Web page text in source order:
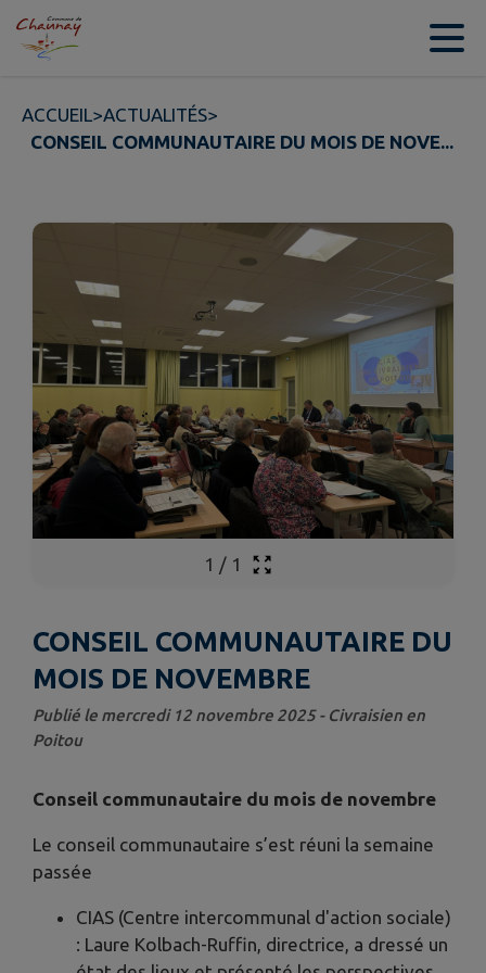
Contenu
ACCUEIL>ACTUALITÉS>
CONSEIL COMMUNAUTAIRE DU MOIS DE NOVE...
1 / 1
CONSEIL COMMUNAUTAIRE DU
MOIS DE NOVEMBRE
Publié le mercredi 12 novembre 2025 - Civraisien en
Poitou
Conseil communautaire du mois de novembre
Le conseil communautaire s’est réuni la semaine
passée
CIAS (Centre intercommunal d'action sociale)
: Laure Kolbach-Ruffin, directrice, a dressé un